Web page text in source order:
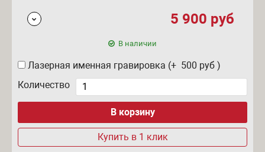
5 900 руб
В наличии
Лазерная именная гравировка (+ 500 руб )
Количество
Купить в 1 клик